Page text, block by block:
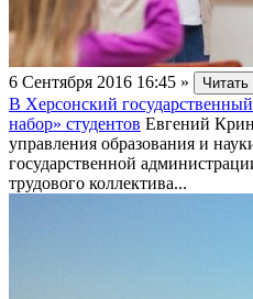
6 Сентября 2016 16:45 » Читать
В Херсонский
набор» студентов Евгений
управления образования и
государственной
трудового коллектива...